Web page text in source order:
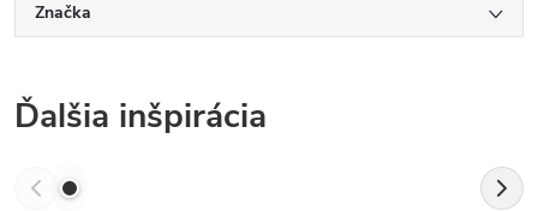
Značka
Ďalšia inšpirácia